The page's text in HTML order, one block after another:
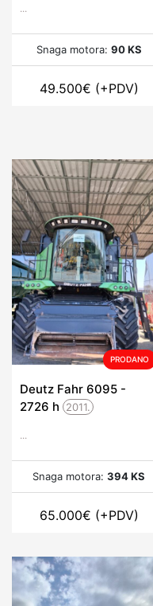
...
Snaga motora: 90 KS
49.500€ (+PDV)
PRODANO
Deutz Fahr 6095 -
2726 h 2011.
...
Snaga motora: 394 KS
65.000€ (+PDV)